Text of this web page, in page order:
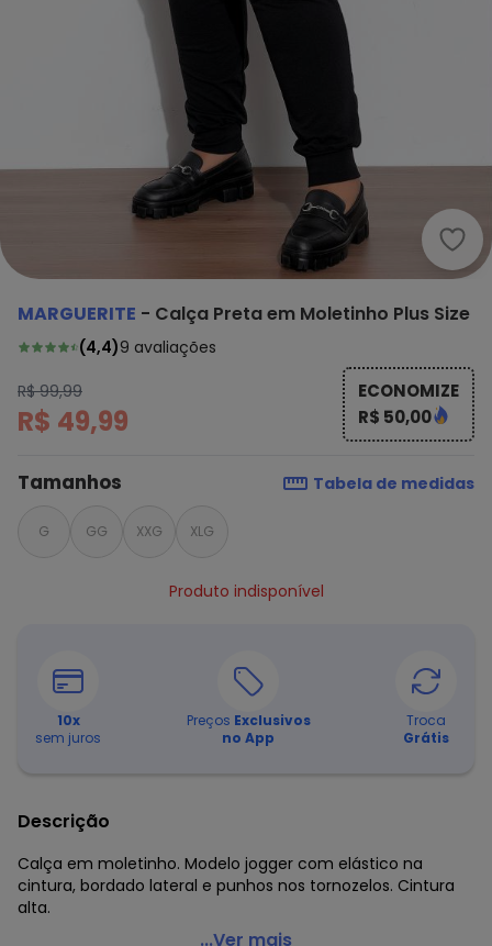
MARGUERITE - Calça Preta em Moletinho Plus Size
(4,4)9 avaliações
R$ 99,99
R$ 49,99
ECONOMIZE
R$ 50,00
Tamanhos Tabela de medidas
G GG XXG XLG
Produto indisponível
10x
sem juros
Preços Exclusivos
no App
Troca
Grátis
Descrição
Calça em moletinho. Modelo jogger com elástico na
cintura, bordado lateral e punhos nos tornozelos. Cintura
alta.
Marguerite - Calça Preta em Moletinho Plus Size
...Ver mais